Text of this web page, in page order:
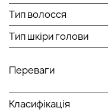
Нанесіть шампунь на
вологим пасмам.
змийте.
Тип волосся
Тип шкіри голови
Переваги
Класифікація